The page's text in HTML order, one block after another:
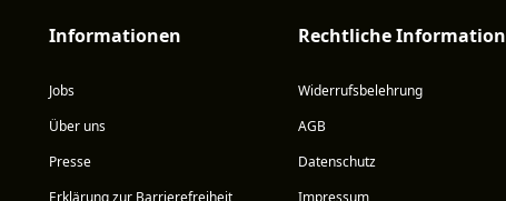
Informationen
Jobs
Über uns
Presse
Rechtliche Information
Widerrufsbelehrung
AGB
Datenschutz